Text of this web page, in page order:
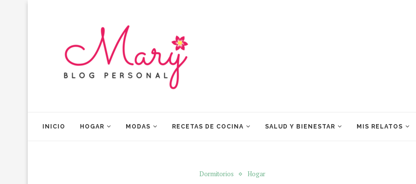
INICIO HOGAR MODAS RECETAS DE COCINA SALUD Y BIENESTAR MIS RELATOS
Dormitorios Hogar